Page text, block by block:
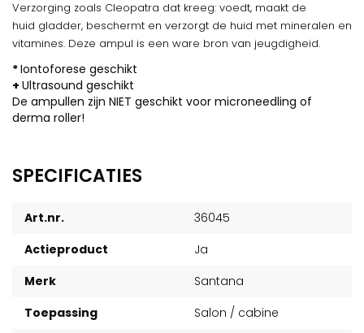
Verzorging zoals Cleopatra dat kreeg: voedt, maakt de
huid gladder, beschermt en verzorgt de huid met mineralen en
vitamines. Deze ampul is een ware bron van jeugdigheid.
*Iontoforese geschikt
+ Ultrasound geschikt
De ampullen zijn NIET geschikt voor microneedling of
derma roller!
SPECIFICATIES
Art.nr.
36045
Actieproduct
Ja
Merk
Santana
Toepassing
Salon / cabine